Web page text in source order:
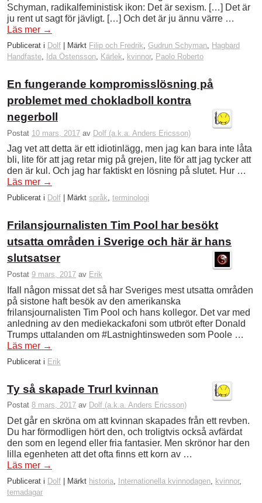
Schyman, radikalfeministisk ikon: Det är sexism. […] Det är
ju rent ut sagt för jävligt. […] Och det är ju ännu värre …
Läs mer →
Publicerat i Dolf Märkt Filip och Fredrik, Gudrun Schyman, Hagbard
Handfaste, Ida Östensson, Kärlek, kvinnor, Paolo Roberto
En fungerande kompromisslösning på
problemet med chokladboll kontra
negerboll
Postat 10 mars, 2017 av Dolf (a.k.a. Anders Ericsson)
Jag vet att detta är ett idiotinlägg, men jag kan bara inte låta
bli, lite för att jag retar mig på grejen, lite för att jag tycker att
den är kul. Och jag har faktiskt en lösning på slutet. Hur …
Läs mer →
Publicerat i Dolf Märkt språk, terminologi
Frilansjournalisten Tim Pool har besökt
utsatta områden i Sverige och här är hans
slutsatser
Postat 9 mars, 2017 av Erik
Ifall någon missat det så har Sveriges mest utsatta områden
på sistone haft besök av den amerikanska
frilansjournalisten Tim Pool och hans kollegor. Det var med
anledning av den mediekackafoni som utbröt efter Donald
Trumps uttalanden om #Lastnightinsweden som Poole …
Läs mer →
Publicerat i Erik
Ty så skapade Trurl kvinnan
Postat 8 mars, 2017 av Dolf (a.k.a. Anders Ericsson)
Det går en skröna om att kvinnan skapades från ett revben.
Du har förmodligen hört den, och troligtvis också avfärdat
den som en legend eller fria fantasier. Men skrönor har den
lilla egenheten att det ofta finns ett korn av …
Läs mer →
Publicerat i Dolf Märkt historia, Internationella kvinnodagen, kvinnor,
temadagar